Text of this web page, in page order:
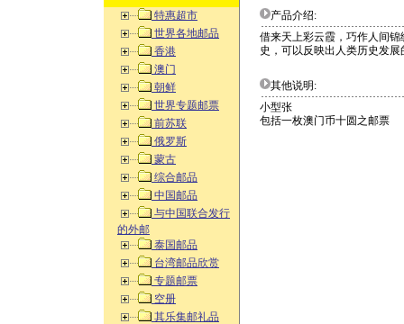
特惠超市
世界各地邮品
香港
澳门
朝鲜
世界专题邮票
前苏联
俄罗斯
蒙古
综合邮品
中国邮品
与中国联合发行
的外邮
泰国邮品
台湾邮品欣赏
专题邮票
空册
其乐集邮礼品
产品介绍:
借来天上彩云霞，巧作人间
史，可以反映出人类历史发
其他说明:
小型张
包括一枚澳门币十圆之邮票